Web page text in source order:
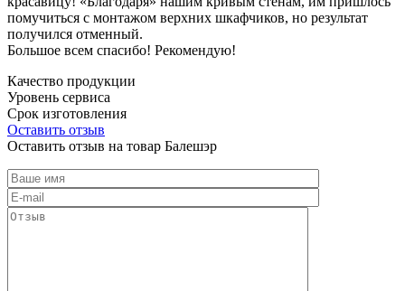
помучиться с монтажом верхних шкафчиков, но результат
получился отменный.
Большое всем спасибо! Рекомендую!
Качество продукции
Уровень сервиса
Срок изготовления
Оставить отзыв
Оставить отзыв на товар Балешэр